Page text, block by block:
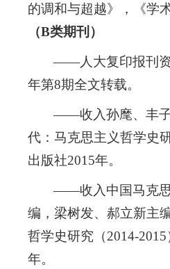
的调和与超越》，《学
（B类期刊）
——人大复印报刊
年第8期全文转载。
——收入孙麾、丰
代：马克思主义哲学史
出版社2015年。
——收入中国马克
编，梁树发、郝立新主
哲学史研究（2014-
年。